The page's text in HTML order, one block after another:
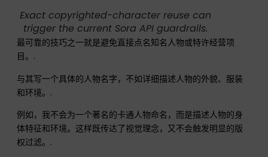
Exact copyrighted-character reuse can
trigger the current Sora API guardrails.
最可靠的技巧之一就是避免直接点名知名人物或特许经营项
目。.
与其写一个具体的人物名字，不如详细描述人物的外貌、服装
和环境。.
例如，我不会为一个著名的卡通人物命名，而是描述人物的身
体特征和环境。这样既传达了视觉理念，又不会触发明显的版
权过滤。.